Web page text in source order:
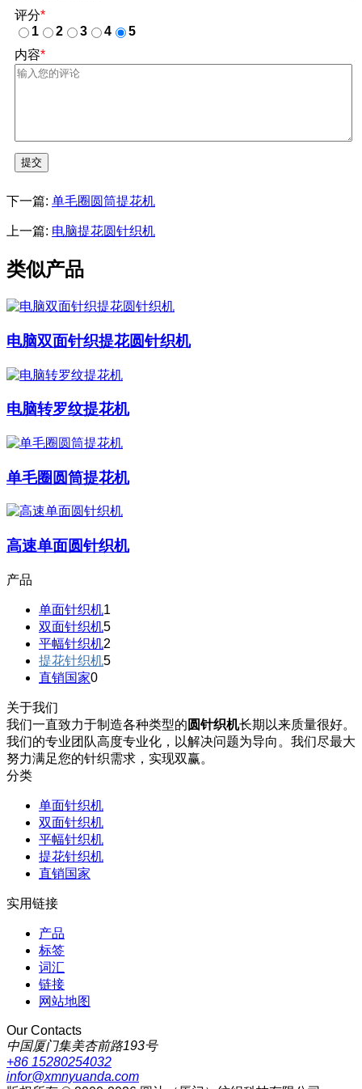
评分*
1
2 3 4
5
内容*
提交
下一篇: 单毛圈圆筒提花机
上一篇: 电脑提花圆针织机
类似产品
电脑双面针织提花圆针织机
电脑转罗纹提花机
单毛圈圆筒提花机
高速单面圆针织机
产品
单面针织机1
双面针织机5
平幅针织机2
提花针织机5
直销国家0
关于我们
我们一直致力于制造各种类型的 圆针织机长期以来质量很好。
我们的专业团队高度专业化，以解决问题为导向。我们尽最大
努力满足您的针织需求，实现双赢。
分类
单面针织机
双面针织机
平幅针织机
提花针织机
直销国家
实用链接
产品
标签
词汇
链接
网站地图
Our Contacts
中国厦门集美杏前路193号
+86 15280254032
infor@xmnyuanda.com